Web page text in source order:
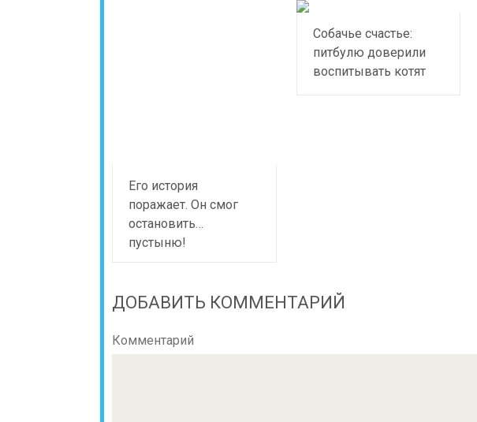
Его история
поражает. Он смог
остановить…
пустыню!
Собачье счастье:
питбулю доверили
воспитывать котят
ДОБАВИТЬ КОММЕНТАРИЙ
Комментарий